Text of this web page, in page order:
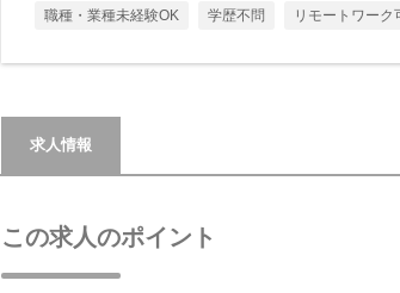
職種・業種未経験OK 学歴不問 リモートワーク
求人情報
この求人のポイント